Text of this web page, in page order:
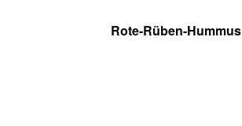
Rote-Rüben-Hummus